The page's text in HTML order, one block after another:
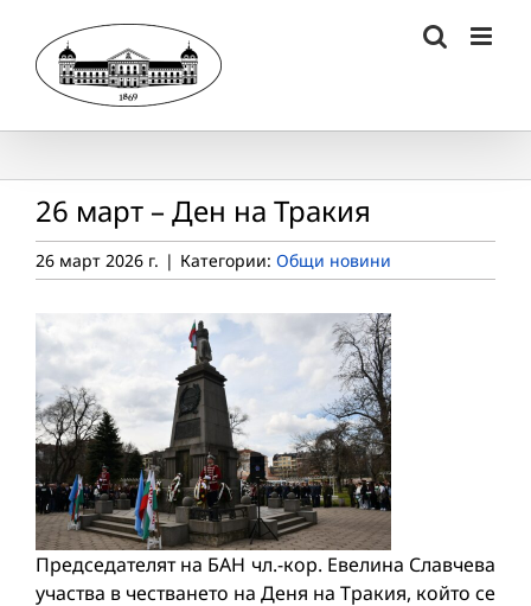
content
26 март – Ден на Тракия
26 март 2026 г. | Категории: Общи новини
Председателят на БАН чл.-кор. Евелина Славчева
участва в честването на Деня на Тракия, който се